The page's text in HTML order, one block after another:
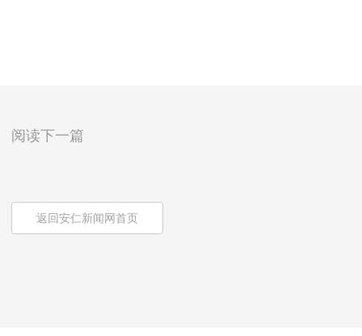
阅读下一篇
返回安仁新闻网首页